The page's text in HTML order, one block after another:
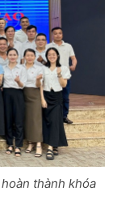
thành khóa